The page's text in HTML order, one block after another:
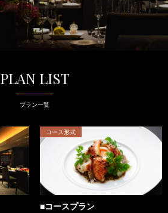
PLAN LIST
プラン一覧
コース形式
■コースプラン